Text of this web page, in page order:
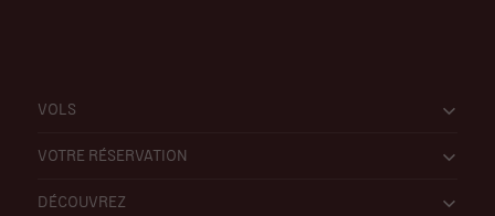
VOLS
VOTRE RÉSERVATION
DÉCOUVREZ